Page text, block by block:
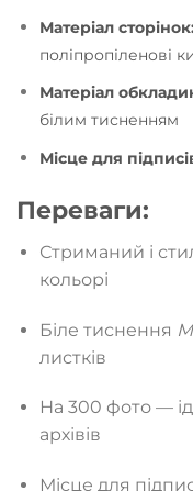
Матеріал сторінок:
поліпропіленові
Матеріал
білим тисненням
Місце для
Переваги:
Стриманий і
кольорі
Біле тиснення
листків
На 300 фото —
архівів
Місце для